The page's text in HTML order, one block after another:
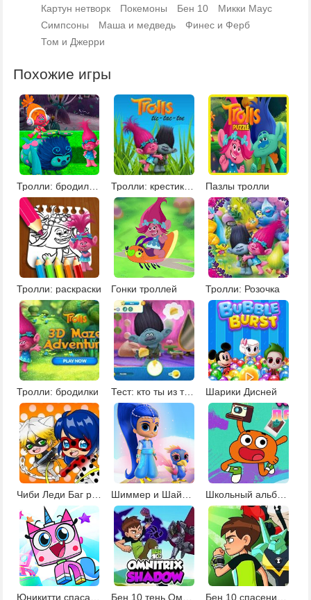
Картун нетворк
Покемоны Бен 10
Микки Маус
Симпсоны
Маша и медведь
Финес и Ферб
Том и Джерри
Похожие игры
Тролли: бродилки на двоих Тролли: крестики нолики Пазлы тролли
Тролли: раскраски Гонки троллей Тролли: Розочка
Тролли: бродилки Тест: кто ты из троллей Шарики Дисней
Чиби Леди Баг раскраска Школьный альбом Дарвина